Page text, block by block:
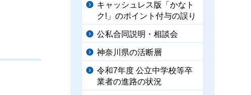
キャッシュレス版「かなト
ク!」のポイント付与の誤り
公私合同説明・相談会
神奈川県の活断層
令和7年度 公立中学校等卒
業者の進路の状況